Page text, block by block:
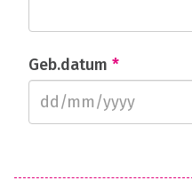
Geb.datum *